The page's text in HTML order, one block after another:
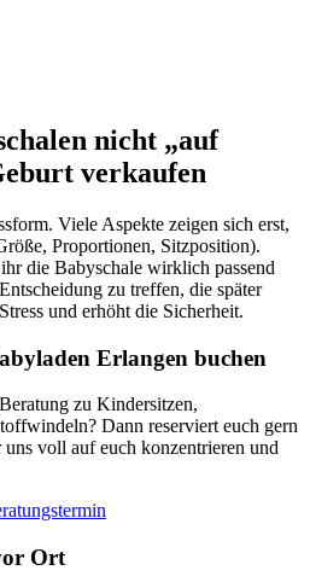
nicht „auf
verkaufen
Viele Aspekte zeigen sich erst,
Proportionen, Sitzposition).
die Babyschale wirklich passend
zu treffen, die später
und erhöht die Sicherheit.
Erlangen buchen
zu Kindersitzen,
Dann reserviert euch gern
voll auf euch konzentrieren und
Ort